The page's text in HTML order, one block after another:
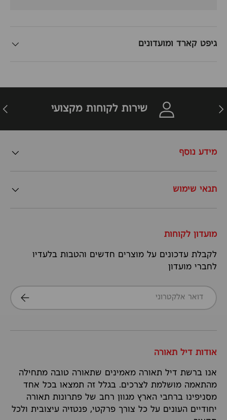
גיפט קארד ומועדונים
חזרה שירות לקוחות מקצועי
מידע נוסף
תנאי שימוש
מועדון לקוחות
לקבלת עדכונים על מוצרים חדשים והטבות בלעדיו
לחברי מועדון
דואר אלקטרוני
הרשמה
אודות דיל תאורה
אנו ברשת דיל תאורה מאמינים שתאורה טובה מתחילה
מהתאמה מושלמת לצרכים. בגלל זה תמצאו בכל אחד
מסניפינו ברחבי הארץ מגוון רחב של פתרונות תאורה
יחודיים העונים על כל צורך פרקטי, פנטזיה עיצובית ולכל